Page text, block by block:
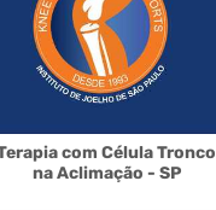
com Célula Tronco
na Aclimação - SP